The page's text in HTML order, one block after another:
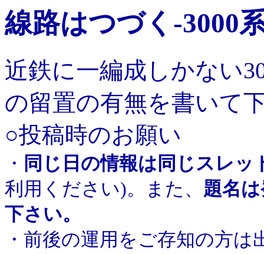
線路はつづく-3000
近鉄に一編成しかない
の留置の有無を書いて
○投稿時のお願い
・ 同じ日の情報は同じスレ
利用ください)。また、 題名
下さい。
・前後の運用をご存知の方